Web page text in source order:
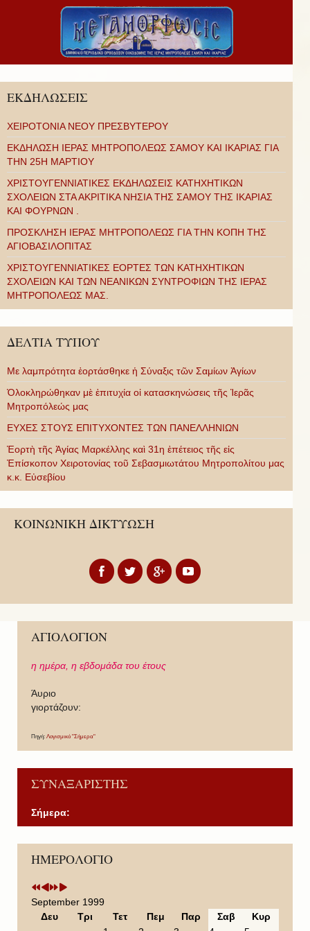
ΕΚΔΗΛΩΣΕΙΣ
ΧΕΙΡΟΤΟΝΙΑ ΝΕΟΥ ΠΡΕΣΒΥΤΕΡΟΥ
ΕΚΔΗΛΩΣΗ ΙΕΡΑΣ ΜΗΤΡΟΠΟΛΕΩΣ ΣΑΜΟΥ ΚΑΙ ΙΚΑΡΙΑΣ ΓΙΑ
ΤΗΝ 25Η ΜΑΡΤΙΟΥ
ΧΡΙΣΤΟΥΓΕΝΝΙΑΤΙΚΕΣ ΕΚΔΗΛΩΣΕΙΣ ΚΑΤΗΧΗΤΙΚΩΝ
ΣΧΟΛΕΙΩΝ ΣΤΑ ΑΚΡΙΤΙΚΑ ΝΗΣΙΑ ΤΗΣ ΣΑΜΟΥ ΤΗΣ ΙΚΑΡΙΑΣ
ΚΑΙ ΦΟΥΡΝΩΝ .
ΠΡΟΣΚΛΗΣΗ ΙΕΡΑΣ ΜΗΤΡΟΠΟΛΕΩΣ ΓΙΑ ΤΗΝ ΚΟΠΗ ΤΗΣ
ΑΓΙΟΒΑΣΙΛΟΠΙΤΑΣ
ΧΡΙΣΤΟΥΓΕΝΝΙΑΤΙΚΕΣ ΕΟΡΤΕΣ ΤΩΝ ΚΑΤΗΧΗΤΙΚΩΝ
ΣΧΟΛΕΙΩΝ ΚΑΙ ΤΩΝ ΝΕΑΝΙΚΩΝ ΣΥΝΤΡΟΦΙΩΝ ΤΗΣ ΙΕΡΑΣ
ΜΗΤΡΟΠΟΛΕΩΣ ΜΑΣ.
ΔΕΛΤΙΑ ΤΥΠΟΥ
Με λαμπρότητα ἑορτάσθηκε ἡ Σύναξις τῶν Σαμίων Ἁγίων
Ὁλοκληρώθηκαν μὲ ἐπιτυχία οἱ κατασκηνώσεις τῆς Ἱερᾶς
Μητροπόλεώς μας
ΕΥΧΕΣ ΣΤΟΥΣ ΕΠΙΤΥΧΟΝΤΕΣ ΤΩΝ ΠΑΝΕΛΛΗΝΙΩΝ
Ἑορτὴ τῆς Ἁγίας Μαρκέλλης καὶ 31η ἐπέτειος τῆς εἰς
Ἐπίσκοπον Χειροτονίας τοῦ Σεβασμιωτάτου Μητροπολίτου μας
κ.κ. Εὐσεβίου
ΚΟΙΝΩΝΙΚΗ ΔΙΚΤΥΩΣΗ
ΑΓΙΟΛΟΓΙΟΝ
η ημέρα, η εβδομάδα του έτους
Άυριο
γιορτάζουν:
Πηγή: Λογισμικό "Σήμερα"
ΣΥΝΑΞΑΡΙΣΤΗΣ
Σήμερα:
ΗΜΕΡΟΛΟΓΙΟ
P
r
v
i
P
r
v
i
o
N
e
t
Y
e
N
e
t
M
September 1999
Δευ
Τρι Τετ Πεμ Παρ Σαβ
Κυρ